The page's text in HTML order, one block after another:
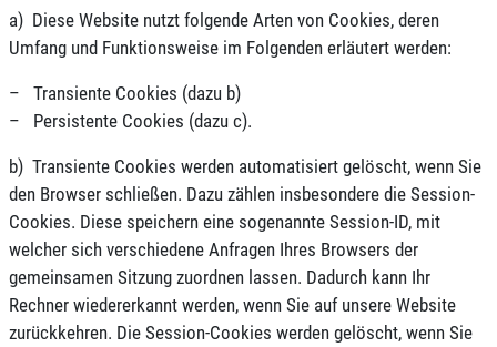
a) Diese Website nutzt folgende Arten von Cookies, deren
Umfang und Funktionsweise im Folgenden erläutert werden:
– Transiente Cookies (dazu b)
– Persistente Cookies (dazu c).
b) Transiente Cookies werden automatisiert gelöscht, wenn Sie
den Browser schließen. Dazu zählen insbesondere die Session-
Cookies. Diese speichern eine sogenannte Session-ID, mit
welcher sich verschiedene Anfragen Ihres Browsers der
gemeinsamen Sitzung zuordnen lassen. Dadurch kann Ihr
Rechner wiedererkannt werden, wenn Sie auf unsere Website
zurückkehren. Die Session-Cookies werden gelöscht, wenn Sie